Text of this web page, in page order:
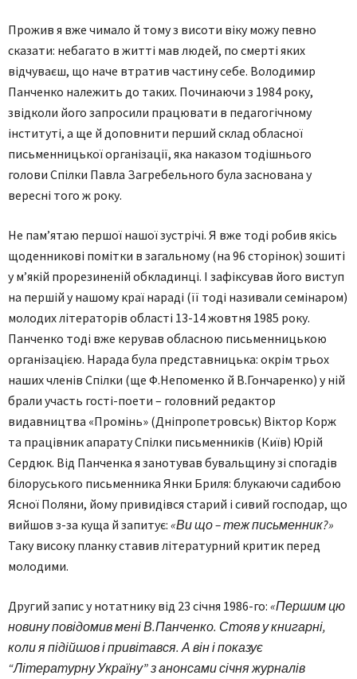
Прожив я вже чимало й тому з висоти віку можу певно
сказати: небагато в житті мав людей, по смерті яких
відчуваєш, що наче втратив частину себе. Володимир
Панченко належить до таких. Починаючи з 1984 року,
звідколи його запросили працювати в педагогічному
інституті, а ще й доповнити перший склад обласної
письменницької організації, яка наказом тодішнього
голови Спілки Павла Загребельного була заснована у
вересні того ж року.
Не пам’ятаю першої нашої зустрічі. Я вже тоді робив якісь
щоденникові помітки в загальному (на 96 сторінок) зошиті
у м’якій прорезиненій обкладинці. І зафіксував його виступ
на першій у нашому краї нараді (її тоді називали семінаром)
молодих літераторів області 13-14 жовтня 1985 року.
Панченко тоді вже керував обласною письменницькою
організацією. Нарада була представницька: окрім трьох
наших членів Спілки (ще Ф.Непоменко й В.Гончаренко) у ній
брали участь гості-поети – головний редактор
видавництва «Промінь» (Дніпропетровськ) Віктор Корж
та працівник апарату Спілки письменників (Київ) Юрій
Сердюк. Від Панченка я занотував бувальщину зі спогадів
білоруського письменника Янки Бриля: блукаючи садибою
Ясної Поляни, йому привидівся старий і сивий господар, що
вийшов з-за куща й запитує: «Ви що – теж письменник?»
Таку високу планку ставив літературний критик перед
молодими.
Другий запис у нотатнику від 23 січня 1986-го: «Першим цю
новину повідомив мені В.Панченко. Стояв у книгарні,
коли я підійшов і привітався. А він і показує
“Літературну Україну” з анонсами січня журналів